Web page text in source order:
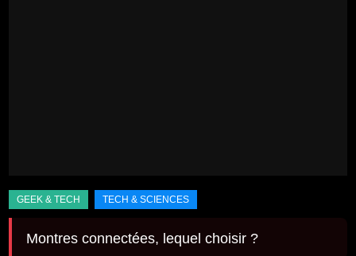
Montres connectées, lequel choisir ?